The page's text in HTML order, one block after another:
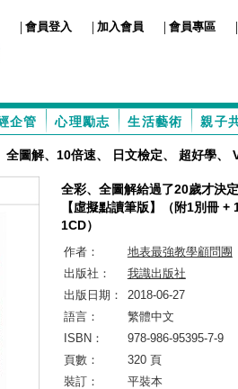
| 會員登入 | 加入會員 | 會員專區 |
企管 心理勵志 生活藝術 親子
全圖解、10倍速、 日文檢定、 超好學、
全彩、全圖解給過了20歲才決
【虛擬點讀筆版】（附1別冊 +
1CD）
作者：
地表最強教學顧問團
出版社：
我識出版社
出版日期：
2018-06-27
語言：
繁體中文
ISBN：
978-986-95395-7-9
頁數：
320 頁
裝訂：
平裝本